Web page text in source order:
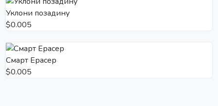
Уклони позадину
$0.005
Смарт Ерасер
$0.005